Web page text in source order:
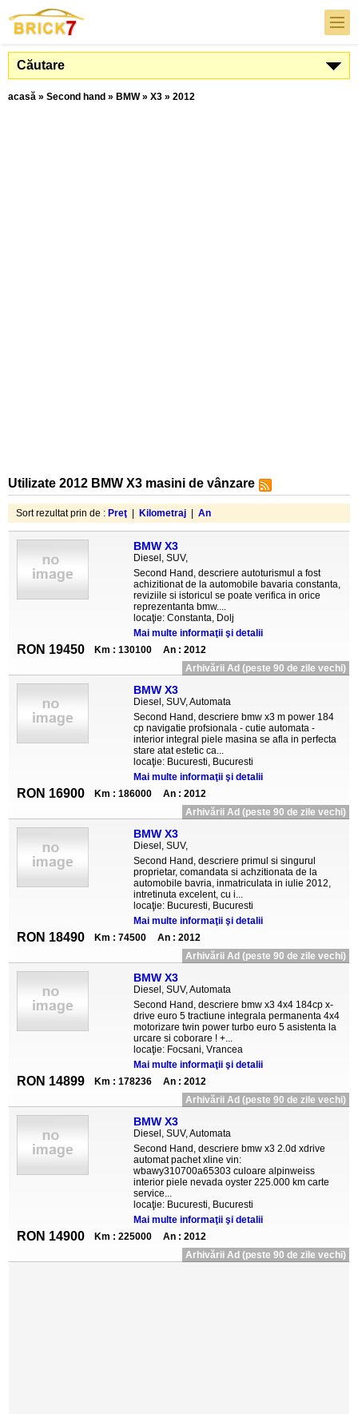
Căutare
acasă » Second hand » BMW» X3 » 2012
Utilizate 2012 BMW X3 masini de vânzare
Sort rezultat prin de : Preţ Kilometraj An
BMW X3
Diesel, SUV,
Second Hand, descriere autoturismul a fost
achizitionat de la automobile bavaria constanta,
reviziile si istoricul se poate verifica in orice
reprezentanta bmw....
locaţie: Constanta, Dolj
Mai multe informaţii şi detalii
RON 19450 Km : 130100
An : 2012
Arhivării Ad (peste 90 de zile vechi)
BMW X3
Diesel, SUV, Automata
Second Hand, descriere bmw x3 m power 184
cp navigatie profsionala - cutie automata -
interior integral piele masina se afla in perfecta
stare atat estetic ca...
locaţie: Bucuresti, Bucuresti
Mai multe informaţii şi detalii
RON 16900 Km : 186000
An : 2012
Arhivării Ad (peste 90 de zile vechi)
BMW X3
Diesel, SUV,
Second Hand, descriere primul si singurul
proprietar, comandata si achzitionata de la
automobile bavria, inmatriculata in iulie 2012,
intretinuta excelent, cu i...
locaţie: Bucuresti, Bucuresti
Mai multe informaţii şi detalii
RON 18490 Km : 74500
An : 2012
Arhivării Ad (peste 90 de zile vechi)
BMW X3
Diesel, SUV, Automata
Second Hand, descriere bmw x3 4x4 184cp x-
drive euro 5 tractiune integrala permanenta 4x4
motorizare twin power turbo euro 5 asistenta la
urcare si coborare ! +...
locaţie: Focsani, Vrancea
Mai multe informaţii şi detalii
RON 14899 Km : 178236
An : 2012
Arhivării Ad (peste 90 de zile vechi)
BMW X3
Diesel, SUV, Automata
Second Hand, descriere bmw x3 2.0d xdrive
automat pachet xline vin:
wbawy310700a65303 culoare alpinweiss
interior piele nevada oyster 225.000 km carte
service...
locaţie: Bucuresti, Bucuresti
Mai multe informaţii şi detalii
RON 14900 Km : 225000
An : 2012
Arhivării Ad (peste 90 de zile vechi)